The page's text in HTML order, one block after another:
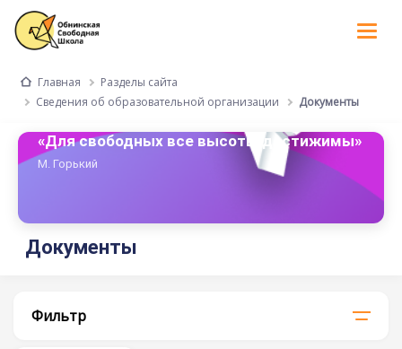
Главная
Разделы сайта
Сведения об образовательной организации
Документы
«Для свободных все высоты достижимы»
М. Горький
Документы
Фильтр